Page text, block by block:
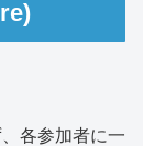
各参加者に一